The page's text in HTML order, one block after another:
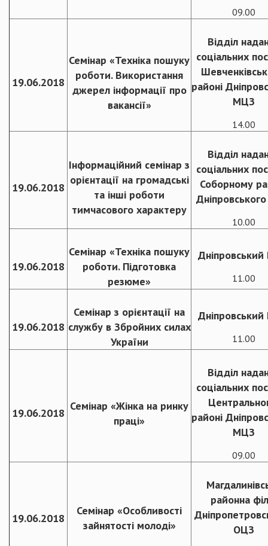
09.00
19.06.2018
Семінар «Техніка пошуку
роботи. Використання
джерел інформації про
вакансії»
Відділ
соціальних
районі
МЦЗ
14.00
19.06.2018
Інформаційний семінар з
орієнтації на громадські
та інші роботи
тимчасового характеру
Відділ
соціальних
Соборному
10.00
19.06.2018
Семінар «Техніка пошуку
роботи. Підготовка
резюме»
11.00
19.06.2018
Семінар з орієнтації на
службу в Збройних силах
України
11.00
19.06.2018
Семінар «Жінка на ринку
праці»
Відділ
соціальних
районі
МЦЗ
09.00
19.06.2018
Семінар «Особливості
зайнятості молоді»
районна
ОЦЗ